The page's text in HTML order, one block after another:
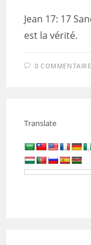
Jean 17: 17
est la vérité.
0 COMMENTAIRE
Translate